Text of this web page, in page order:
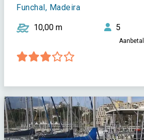
Funchal, Madeira
10,00 m 5